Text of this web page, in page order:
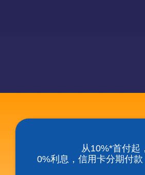
从10%*首付起
0%利息，信用卡分期付款